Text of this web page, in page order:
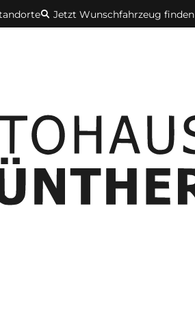
Jetzt Wunschfahrzeug finden